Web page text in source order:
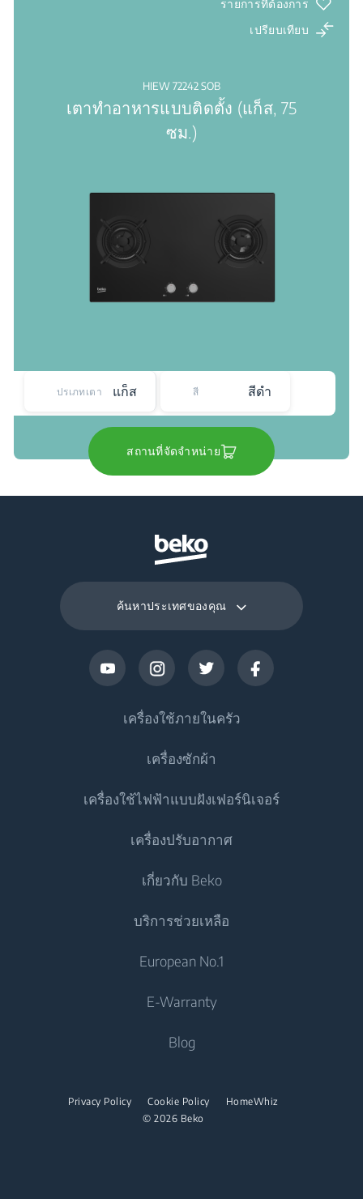
รายการที่ต้องการ
เปรียบเทียบ
HIEW 72242 SOB
เตาทำอาหารแบบติดตั้ง (แก็ส, 75
ซม.)
ปรเภทเตา แก็ส สี สีดำ
สถานที่จัดจำหน่าย
ค้นหาประเทศของคุณ
เครื่องใช้ภายในครัว
ตู้เย็นประตูเดียว
ตู้แช่แข็ง
เตาอบขนาดเล็ก
เตาอุ่นภาชนะอาหาร
เตาแบบตั้งอิสระ
เครื่องซักผ้า
เครื่องซักผ้าแบบตั้งอิสระ
เครื่องซักและอบผ้า
เครื่องซักและอบผ้าแบบตั้งอิสระ
เครื่องอบผ้า
เครื่องใช้ไฟฟ้าแบบฝังเฟอร์นิเจอร์
เตาอบแบบผนึกเฟอร์นิเจอ
เตาอุ่นภาชนะอาหาร
เตาดูดควัน
เครื่องล้างจาน
เครื่องปรับอากาศ
แอร์
เครื่องทำน้ำอุ่น
เครื่องดูดฝุ่น
เกี่ยวกับ Beko
ติดต่อเรา
เกี่ยวกับเรา
ร่วมงานกับเรา
บริการช่วยเหลือ
European No.1
E-Warranty
Blog
© 2026 Beko
Privacy Policy Cookie Policy HomeWhiz